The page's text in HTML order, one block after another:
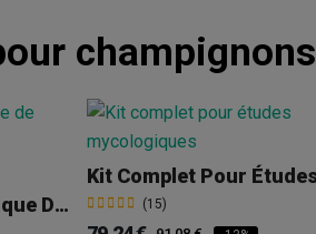
champignons
Kit D'étude Microscopique De Spores De Champignons (+ Tupperware) (15)